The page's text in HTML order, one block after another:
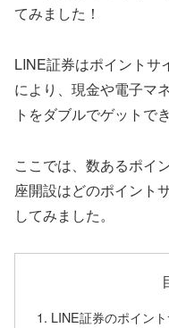
てみました！
LINE証券はポイントサ
により、現金や電子マ
トをダブルでゲットで
ここでは、数あるポイ
座開設はどのポイント
してみました。
LINE証券のポイン